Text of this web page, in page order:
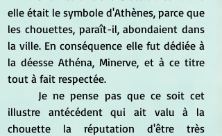
elle était le symbole d'Athènes, parce que
les chouettes, paraît-il, abondaient dans
la ville. En conséquence elle fut dédiée à
la déesse Athéna, Minerve, et à ce titre
tout à fait respectée.
Je ne pense pas que ce soit cet
illustre antécédent qui ait valu à la
chouette la réputation d'être très